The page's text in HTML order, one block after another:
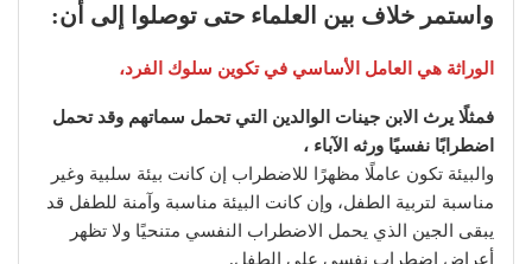
واستمر خلاف بين العلماء حتى توصلوا إلى أن:
الوراثة هي العامل الأساسي في تكوين سلوك الفرد،
فمثلًا يرث الابن جينات الوالدين التي تحمل سماتهم وقد تحمل
اضطرابًا نفسيًا ورثه الآباء ،
والبيئة تكون عاملًا مظهرًا للاضطراب إن كانت بيئة سلبية وغير
مناسبة لتربية الطفل، وإن كانت البيئة مناسبة وآمنة للطفل قد
يبقى الجين الذي يحمل الاضطراب النفسي متنحيًا ولا تظهر
أعراض اضطراب نفسي على الطفل.